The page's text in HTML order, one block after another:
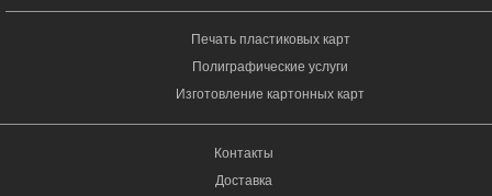
Печать пластиковых карт
Полиграфические услуги
Изготовление картонных карт
Контакты
Доставка